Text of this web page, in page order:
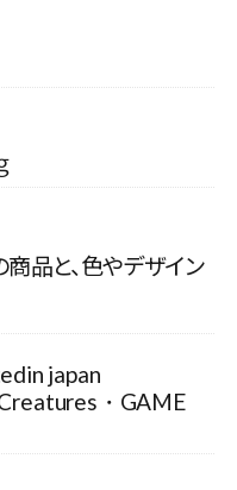
品と、色やデザイン
japan
・GAME